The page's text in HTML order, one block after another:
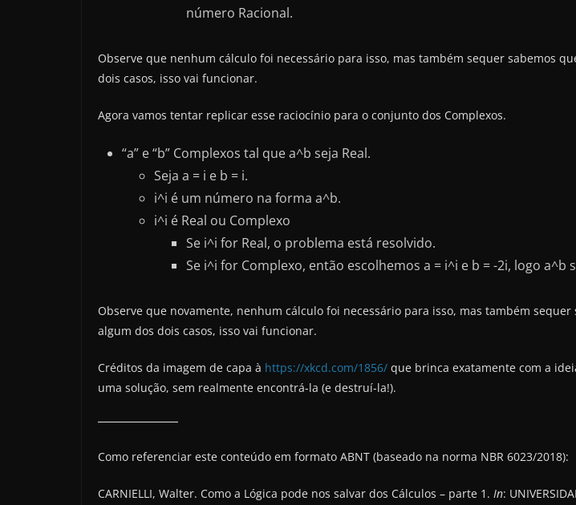
número Racional.
Observe que nenhum cálculo foi necessário para isso, mas também sequer sabemos
dois casos, isso vai funcionar.
Agora vamos tentar replicar esse raciocínio para o conjunto dos Complexos.
“a” e “b” Complexos tal que a^b seja Real.
Seja a = i e b = i.
i^i é um número na forma a^b.
i^i é Real ou Complexo
Se i^i for Real, o problema está resolvido.
Se i^i for Complexo, então escolhemos a = i^i e b = -2i, logo
Observe que novamente, nenhum cálculo foi necessário para isso, mas também
algum dos dois casos, isso vai funcionar.
Créditos da imagem de capa à https://xkcd.com/1856/ que brinca exatamente com a
uma solução, sem realmente encontrá-la (e destruí-la!).
Como referenciar este conteúdo em formato ABNT (baseado na norma NBR 6023/2018):
CARNIELLI, Walter. Como a Lógica pode nos salvar dos Cálculos – parte 1. In: